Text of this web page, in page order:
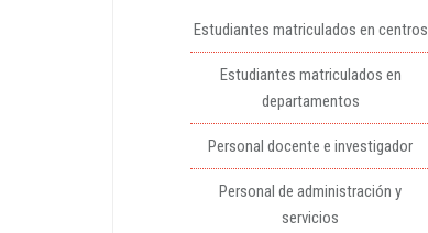
Estudiantes matriculados en centros
Estudiantes matriculados en
departamentos
Personal docente e investigador
Personal de administración y
servicios